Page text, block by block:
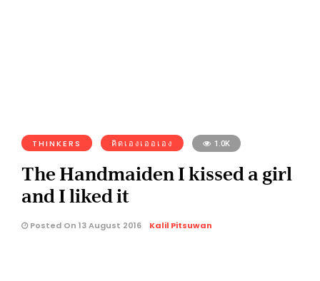
THINKERS คิดเองเออเอง 1.0K
The Handmaiden I kissed a girl
and I liked it
Posted On 13 August 2016 Kalil Pitsuwan